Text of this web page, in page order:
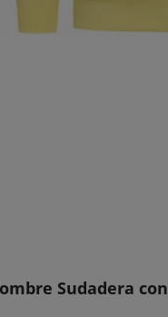
Sudadera con